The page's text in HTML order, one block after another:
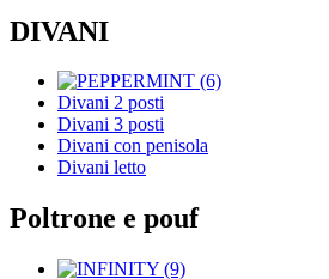
DIVANI
Divani 2 posti
Divani 3 posti
Divani con penisola
Divani letto
Poltrone e pouf